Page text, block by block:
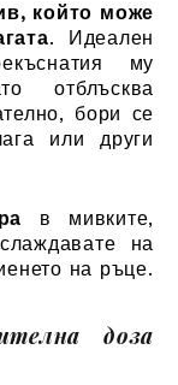
който може
. Идеален
му
отблъсква
бори се
или други
в мивките,
на
на ръце.
доза